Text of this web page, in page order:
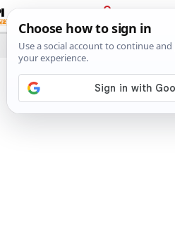
PRIJAVA
Vidi još…